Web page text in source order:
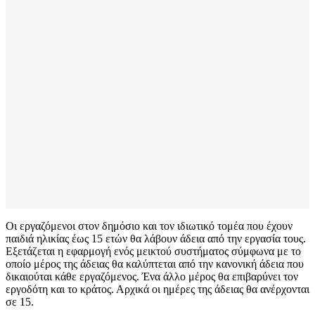
Οι εργαζόμενοι στον δημόσιο και τον ιδιωτικό τομέα που έχουν
παιδιά ηλικίας έως 15 ετών θα λάβουν άδεια από την εργασία τους.
Εξετάζεται η εφαρμογή ενός μεικτού συστήματος σύμφωνα με το
οποίο μέρος της άδειας θα καλύπτεται από την κανονική άδεια που
δικαιούται κάθε εργαζόμενος. Ένα άλλο μέρος θα επιβαρύνει τον
εργοδότη και το κράτος. Αρχικά οι ημέρες της άδειας θα ανέρχονται
σε 15.